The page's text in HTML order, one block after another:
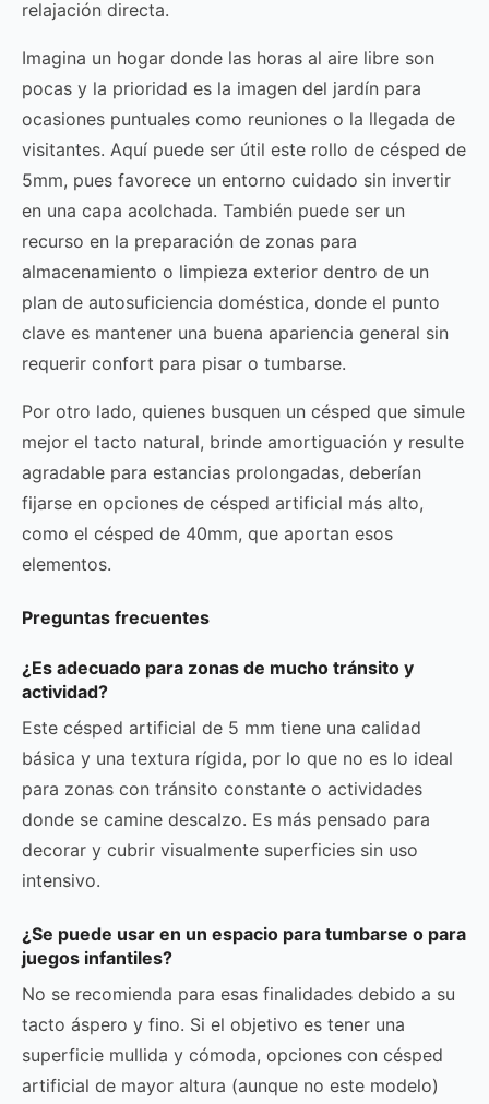
relajación directa.
Imagina un hogar donde las horas al aire libre son
pocas y la prioridad es la imagen del jardín para
ocasiones puntuales como reuniones o la llegada de
visitantes. Aquí puede ser útil este rollo de césped de
5mm, pues favorece un entorno cuidado sin invertir
en una capa acolchada. También puede ser un
recurso en la preparación de zonas para
almacenamiento o limpieza exterior dentro de un
plan de autosuficiencia doméstica, donde el punto
clave es mantener una buena apariencia general sin
requerir confort para pisar o tumbarse.
Por otro lado, quienes busquen un césped que simule
mejor el tacto natural, brinde amortiguación y resulte
agradable para estancias prolongadas, deberían
fijarse en opciones de césped artificial más alto,
como el césped de 40mm, que aportan esos
elementos.
Preguntas frecuentes
¿Es adecuado para zonas de mucho tránsito y
actividad?
Este césped artificial de 5 mm tiene una calidad
básica y una textura rígida, por lo que no es lo ideal
para zonas con tránsito constante o actividades
donde se camine descalzo. Es más pensado para
decorar y cubrir visualmente superficies sin uso
intensivo.
¿Se puede usar en un espacio para tumbarse o para
juegos infantiles?
No se recomienda para esas finalidades debido a su
tacto áspero y fino. Si el objetivo es tener una
superficie mullida y cómoda, opciones con césped
artificial de mayor altura (aunque no este modelo)